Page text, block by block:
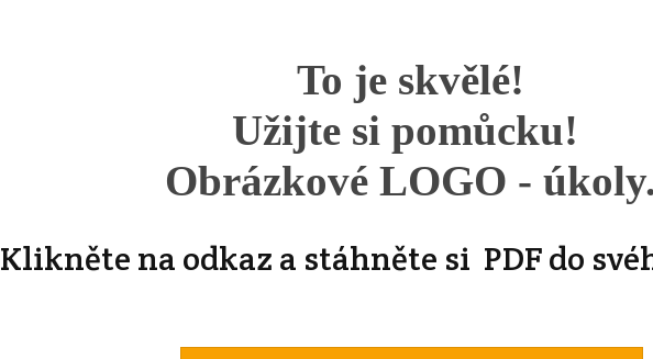
To je skvělé!
Užijte si pomůcku!
Obrázkové LOGO - úkoly.
Klikněte na odkaz a stáhněte si PDF do